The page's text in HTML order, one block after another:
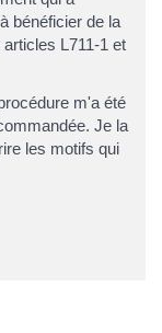
bénéficier de la
L711-1 et
m'a été
. Je la
les motifs qui